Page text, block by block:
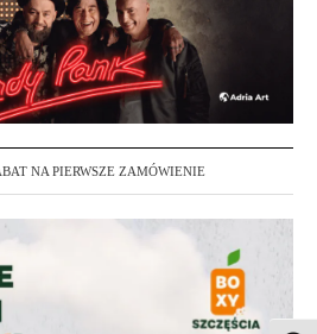
NA PIERWSZE ZAMÓWIENIE